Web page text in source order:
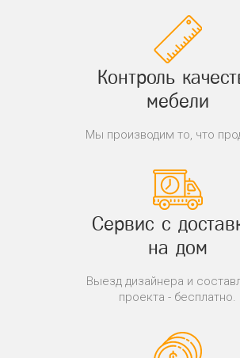
Контроль
мебели
Мы производим то, что
Сервис с
на дом
Выезд дизайнера и
проекта - бесплатно.